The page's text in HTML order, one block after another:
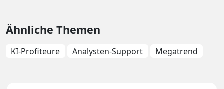
Ähnliche Themen
KI-Profiteure Analysten-Support Megatrend